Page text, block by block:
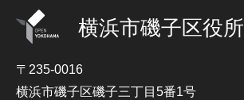
横浜市磯子区役所
〒235-0016
横浜市磯子区磯子三丁目5番1号